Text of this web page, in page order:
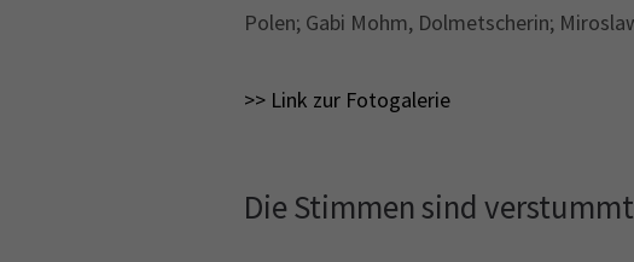
Polen; Gabi Mohm, Dolmetscherin;
>> Link zur Fotogalerie
Die Stimmen sind verstummt